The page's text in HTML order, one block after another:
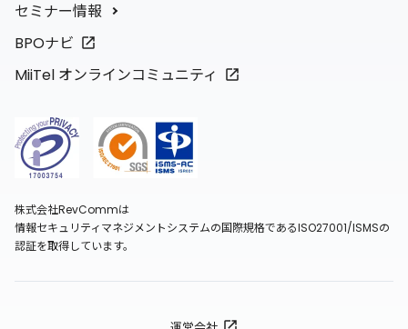
セミナー情報
BPOナビ
MiiTel オンラインコミュニティ
株式会社RevCommは
情報セキュリティマネジメントシステムの国際規格であるISO27001/ISMSの
認証を取得しています。